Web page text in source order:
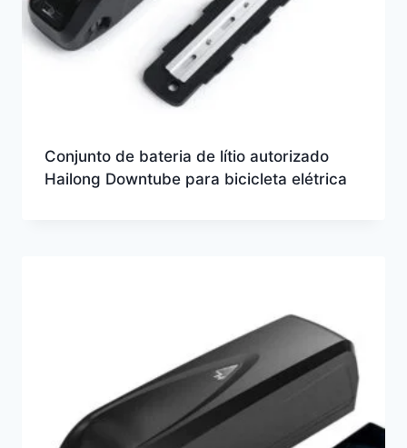
Conjunto de bateria de lítio autorizado
Hailong Downtube para bicicleta elétrica